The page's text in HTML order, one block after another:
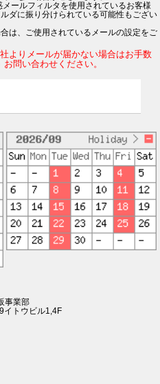
ールフィルタを使用されているお客様
ダに振り分けられている可能性もござい
は、ご使用されているメールの設定をご
よりメールが届かない場合はお手数
問い合わせください。
事業部
トウビル1,4F